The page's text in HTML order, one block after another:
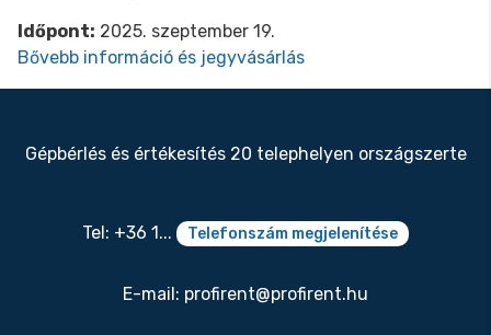
Időpont: 2025. szeptember 19.
Bővebb információ és jegyvásárlás
Gépbérlés és értékesítés 20 telephelyen országszerte
Tel: +36 1... Telefonszám megjelenítése
E-mail: profirent@profirent.hu